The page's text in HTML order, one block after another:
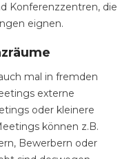
Konferenzzentren, die
eignen.
mal in fremden
externe
oder kleinere
können z.B.
Bewerbern oder